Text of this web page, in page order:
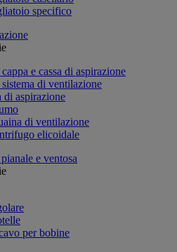
specifico
e cassa di aspirazione
di ventilazione
di aspirazione
di ventilazione
elicoidale
e ventosa
per bobine